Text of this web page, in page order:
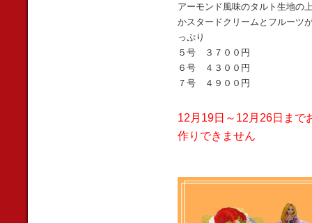
アーモンド風味のタルト生地の
かスタードクリームとフルーツ
っぷり
５号 ３７００円
６号 ４３００円
７号 ４９００円
12月19日～12月26日まで
作りできません